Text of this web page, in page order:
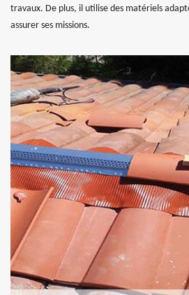
travaux. De plus, il utilise des matériels
assurer ses missions.